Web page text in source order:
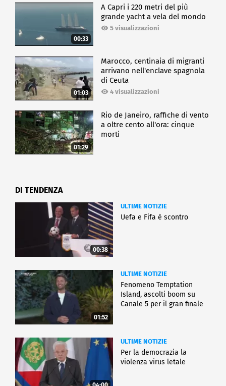
00:33
A Capri i 220 metri del più
grande yacht a vela del mondo
5 visualizzazioni
01:03
Marocco, centinaia di migranti
arrivano nell'enclave spagnola
di Ceuta
4 visualizzazioni
01:29
Rio de Janeiro, raffiche di vento
a oltre cento all'ora: cinque
morti
DI TENDENZA
00:38
ULTIME NOTIZIE
Uefa e Fifa è scontro
01:52
ULTIME NOTIZIE
Fenomeno Temptation
Island, ascolti boom su
Canale 5 per il gran finale
ULTIME NOTIZIE
Per la democrazia la
violenza virus letale